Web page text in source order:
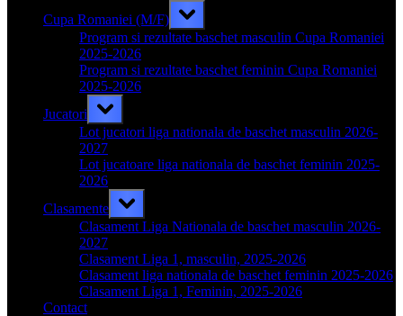
Cupa Romaniei (M/F)
Toggle
sub-
menu
Program si rezultate baschet masculin Cupa Romaniei
2025-2026
Program si rezultate baschet feminin Cupa Romaniei
2025-2026
Jucatori
Toggle
sub-
menu
Lot jucatori liga nationala de baschet masculin 2026-
2027
Lot jucatoare liga nationala de baschet feminin 2025-
2026
Clasamente
Toggle
sub-
menu
Clasament Liga Nationala de baschet masculin 2026-
2027
Clasament Liga 1, masculin, 2025-2026
Clasament liga nationala de baschet feminin 2025-2026
Clasament Liga 1, Feminin, 2025-2026
Contact